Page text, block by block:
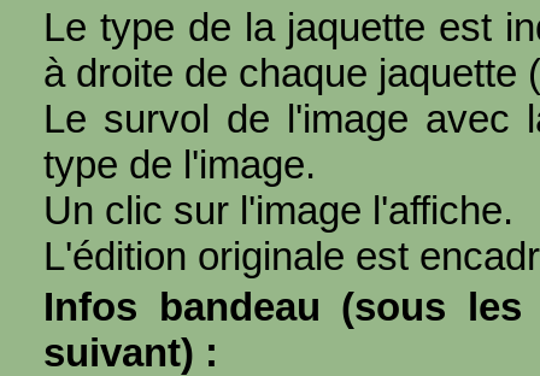
Le type de la jaquette est
à droite de chaque jaquette (
Le survol de l'image avec
type de l'image.
Un clic sur l'image l'affiche.
L'édition originale est
Infos bandeau (sous
suivant) :